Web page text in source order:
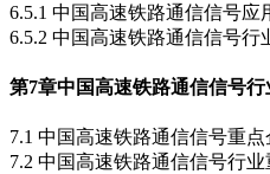
6.5.1 中国高速铁路通信信号
6.5.2 中国高速铁路通信信号
第7章中国高速铁路通信信号
7.1 中国高速铁路通信信号重
7.2 中国高速铁路通信信号行